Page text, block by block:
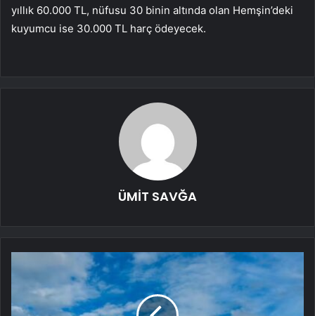
yıllık 60.000 TL, nüfusu 30 binin altında olan Hemşin’deki
kuyumcu ise 30.000 TL harç ödeyecek.
ÜMİT SAVĞA